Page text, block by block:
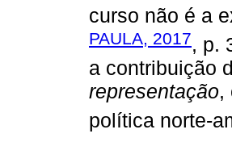
curso não é a
PAULA, 2017, p.
a contribuição
representação,
política norte-